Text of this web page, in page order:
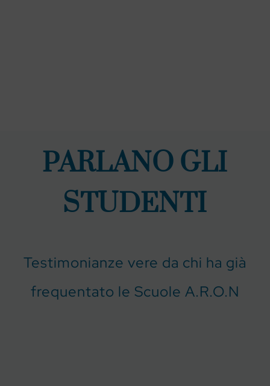
PARLANO GLI
STUDENTI
Testimonianze vere da chi ha già
frequentato le Scuole A.R.O.N